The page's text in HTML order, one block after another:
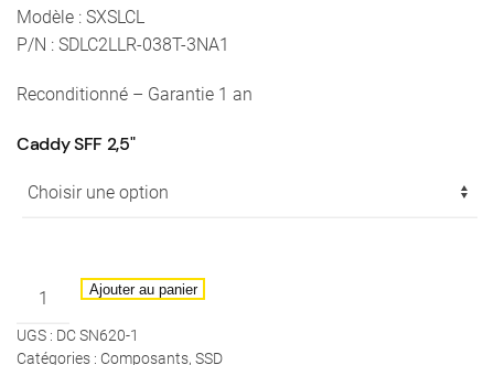
Modèle : SXSLCL
P/N : SDLC2LLR-038T-3NA1
Reconditionné – Garantie 1 an
Caddy SFF 2,5"
quantité
Sandisk
Ajouter au panier
UGS : DC SN620-1
Catégories : Composants, SSD